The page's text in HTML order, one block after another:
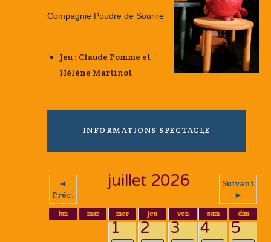
Compagnie Poudre de Sourire
Jeu : Claude Pomme et
Hélène Martinot
INFORMATIONS SPECTACLE
◄
Préc.
juillet 2026
Suivant
►
lun mar mer jeu ven sam dim
1 2 3 4 5